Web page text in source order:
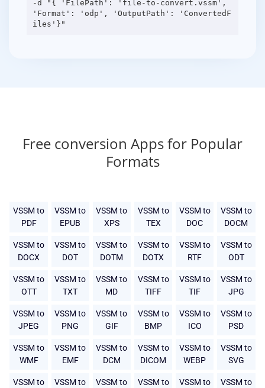
-d "{ 'FilePath': 'file-to-convert.vssm',
'Format': 'odp', 'OutputPath': 'ConvertedF
Free conversion Apps for Popular
Formats
VSSM to
PDF
VSSM to
EPUB
VSSM to
XPS
VSSM to
TEX
VSSM to
DOC
VSSM to
DOCM
VSSM to
DOCX
VSSM to
DOT
VSSM to
DOTM
VSSM to
DOTX
VSSM to
RTF
VSSM to
ODT
VSSM to
OTT
VSSM to
TXT
VSSM to
MD
VSSM to
TIFF
VSSM to
TIF
VSSM to
JPG
VSSM to
JPEG
VSSM to
PNG
VSSM to
GIF
VSSM to
BMP
VSSM to
ICO
VSSM to
PSD
VSSM to
WMF
VSSM to
EMF
VSSM to
DCM
VSSM to
DICOM
VSSM to
WEBP
VSSM to
SVG
VSSM to
VSSM to
VSSM to
VSSM to
VSSM to
VSSM to